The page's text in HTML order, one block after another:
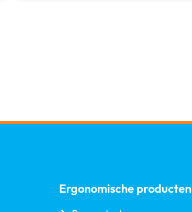
Ergonomische producten